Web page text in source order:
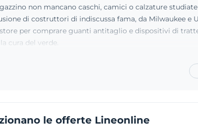
non mancano caschi, camici o calzature
di costruttori di indiscussa fama, da Milwaukee e
per comprare guanti antitaglio e dispositivi di
cura del verde.
le offerte Lineonline